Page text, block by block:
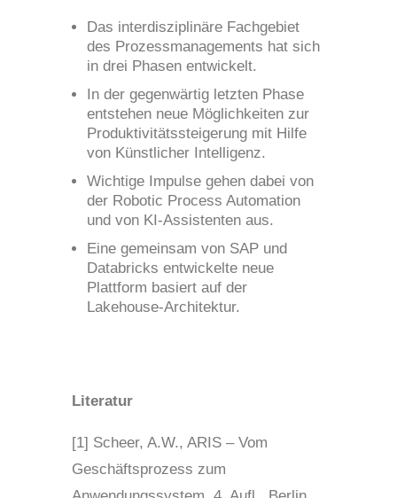
Das interdisziplinäre Fachgebiet
des Prozessmanagements hat sich
in drei Phasen entwickelt.
In der gegenwärtig letzten Phase
entstehen neue Möglichkeiten zur
Produktivitätssteigerung mit Hilfe
von Künstlicher Intelligenz.
Wichtige Impulse gehen dabei von
der Robotic Process Automation
und von KI-Assistenten aus.
Eine gemeinsam von SAP und
Databricks entwickelte neue
Plattform basiert auf der
Lakehouse-Architektur.
Literatur
[1] Scheer, A.W., ARIS – Vom
Geschäftsprozess zum